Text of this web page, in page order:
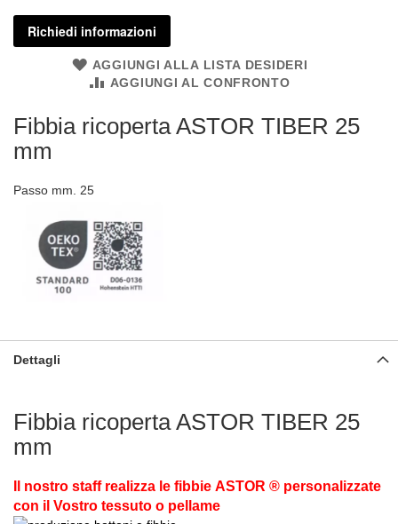
Richiedi informazioni
AGGIUNGI ALLA LISTA DESIDERI
AGGIUNGI AL CONFRONTO
Fibbia ricoperta ASTOR TIBER 25
mm
Passo mm. 25
Dettagli
Fibbia ricoperta ASTOR TIBER 25
mm
Il nostro staff realizza le fibbie ASTOR ® personalizzate
con il Vostro tessuto o pellame